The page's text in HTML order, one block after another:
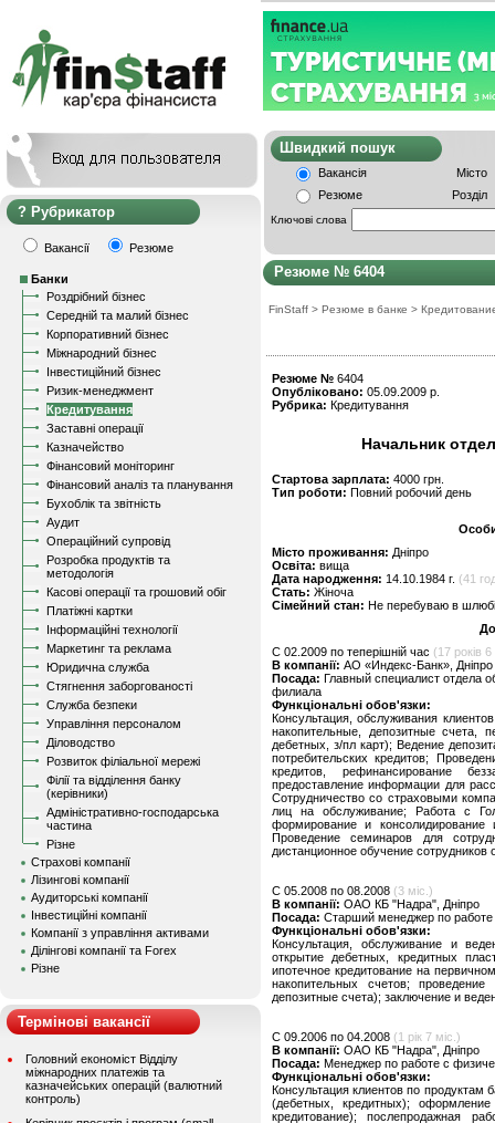
Рубрикатор
Вакансії Резюме
Банки
Роздрібний бізнес
Середній та малий бізнес
Корпоративний бізнес
Міжнародний бізнес
Інвестиційний бізнес
Ризик-менеджмент
Кредитування
Заставні операції
Казначейство
Фінансовий моніторинг
Фінансовий аналіз та планування
Бухоблік та звітність
Аудит
Операційний супровід
Розробка продуктів та
методологія
Касові операції та грошовий обіг
Платіжні картки
Інформаційні технології
Маркетинг та реклама
Юридична служба
Стягнення заборгованості
Служба безпеки
Управління персоналом
Діловодство
Розвиток філіальної мережі
Філії та відділення банку
(керівники)
Адміністративно-господарська
частина
Різне
Страхові компанії
Лізингові компанії
Аудиторські компанії
Інвестиційні компанії
Компанії з управління активами
Ділінгові компанії та Forex
Різне
Термінові вакансії
Головний економіст Відділу
міжнародних платежів та
казначейських операцій (валютний
контроль)
Швидкий
Вакансія
Місто
Резюме
Розділ
Ключові слова
Резюме № 6404
FinStaff > Резюме в банке >
Резюме № 6404
Опубліковано: 05.09.2009 р.
Рубрика: Кредитування
Начальник
Стартова зарплата: 4000 грн.
Тип роботи: Повний робочий день
Місто проживання: Дніпро
Освіта: вища
Дата народження: 14.10.1984 г. (41
Стать: Жіноча
Сімейний стан: Не перебуваю в
C 02.2009 по теперішній час (17 років 6
В компанії: АО «Индекс-Банк», Дніпро
Посада: Главный специалист отдела
филиала
Функціональні обов'язки:
Консультация, обслуживания
накопительные, депозитные счета,
дебетных, з/пл карт); Ведение
потребительских кредитов;
кредитов, рефинансирование
предоставление информации для
Сотрудничество со страховыми
лиц на обслуживание; Работа с
формирование и
Проведение семинаров для
дистанционное обучение сотрудников
C 05.2008 по 08.2008 (3 міс.)
В компанії: ОАО КБ "Надра", Дніпро
Посада: Старший менеджер по
Функціональні обов'язки:
Консультация, обслуживание и
открытие дебетных, кредитных
ипотечное кредитование на
накопительных счетов;
депозитные счета); заключение и
C 09.2006 по 04.2008 (1 рік 7 міс.)
В компанії: ОАО КБ "Надра", Дніпро
Посада: Менеджер по работе с
Функціональні обов'язки:
Консультация клиентов по продуктам
(дебетных, кредитных);
кредитование); послепродажная